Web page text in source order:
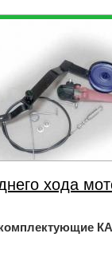
хода